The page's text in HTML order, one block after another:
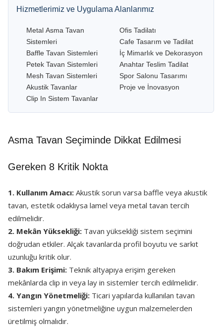
Hizmetlerimiz ve Uygulama Alanlarımız
Metal Asma Tavan
Sistemleri
Baffle Tavan Sistemleri
Petek Tavan Sistemleri
Mesh Tavan Sistemleri
Akustik Tavanlar
Clip In Sistem Tavanlar
Ofis Tadilatı
Cafe Tasarım ve Tadilat
İç Mimarlık ve Dekorasyon
Anahtar Teslim Tadilat
Spor Salonu Tasarımı
Proje ve İnovasyon
Asma Tavan Seçiminde Dikkat Edilmesi
Gereken 8 Kritik Nokta
1. Kullanım Amacı: Akustik sorun varsa baffle veya akustik
tavan, estetik odaklıysa lamel veya metal tavan tercih
edilmelidir.
2. Mekân Yüksekliği: Tavan yüksekliği sistem seçimini
doğrudan etkiler. Alçak tavanlarda profil boyutu ve sarkıt
uzunluğu kritik olur.
3. Bakım Erişimi: Teknik altyapıya erişim gereken
mekânlarda clip in veya lay in sistemler tercih edilmelidir.
4. Yangın Yönetmeliği: Ticari yapılarda kullanılan tavan
sistemleri yangın yönetmeliğine uygun malzemelerden
üretilmiş olmalıdır.